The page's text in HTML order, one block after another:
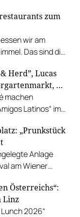
zum
wir am
Das sind die
Herd”, Lucas
…
machen
Latinos“ im
der Riederalm
„Prunkstück
Anlage
am Wiener
Österreichs“:
Linz
2026“